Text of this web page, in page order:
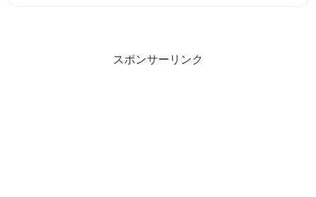
スポンサーリンク